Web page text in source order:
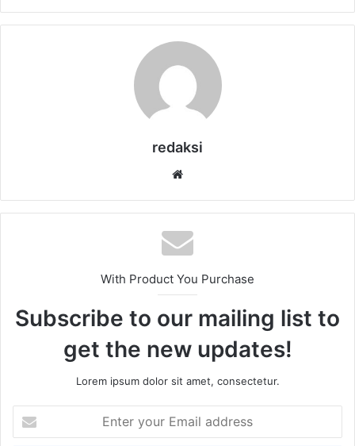
redaksi
With Product You Purchase
Subscribe to our mailing list to
get the new updates!
Lorem ipsum dolor sit amet, consectetur.
your